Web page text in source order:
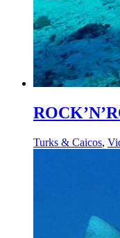
Turks & Caicos,